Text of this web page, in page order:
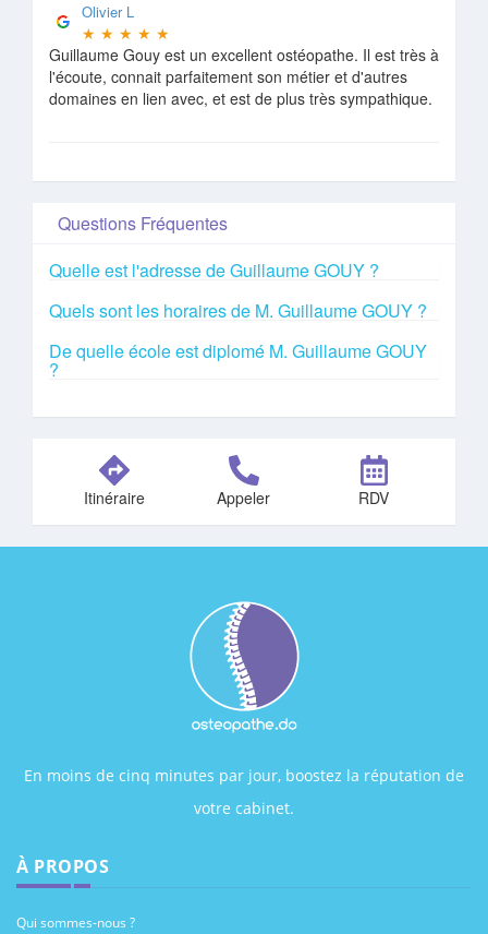
Olivier L
★ ★ ★ ★ ★
Guillaume Gouy est un excellent ostéopathe. Il est très à
l'écoute, connait parfaitement son métier et d'autres
domaines en lien avec, et est de plus très sympathique.
Questions Fréquentes
Quelle est l'adresse de Guillaume GOUY ?
Quels sont les horaires de M. Guillaume GOUY ?
De quelle école est diplomé M. Guillaume GOUY
?
Itinéraire Appeler RDV
En moins de cinq minutes par jour, boostez la réputation de
votre cabinet.
À PROPOS
Qui sommes-nous ?